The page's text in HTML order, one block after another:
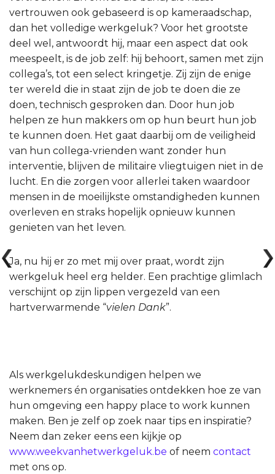
vertrouwen ook gebaseerd is op kameraadschap,
dan het volledige werkgeluk? Voor het grootste
deel wel, antwoordt hij, maar een aspect dat ook
meespeelt, is de job zelf: hij behoort, samen met zijn
collega’s, tot een select kringetje. Zij zijn de enige
ter wereld die in staat zijn de job te doen die ze
doen, technisch gesproken dan. Door hun job
helpen ze hun makkers om op hun beurt hun job
te kunnen doen. Het gaat daarbij om de veiligheid
van hun collega-vrienden want zonder hun
interventie, blijven de militaire vliegtuigen niet in de
lucht. En die zorgen voor allerlei taken waardoor
mensen in de moeilijkste omstandigheden kunnen
overleven en straks hopelijk opnieuw kunnen
genieten van het leven.
Ja, nu hij er zo met mij over praat, wordt zijn
werkgeluk heel erg helder. Een prachtige glimlach
verschijnt op zijn lippen vergezeld van een
hartverwarmende “vielen Dank”.
Als werkgelukdeskundigen helpen we
werknemers én organisaties ontdekken hoe ze van
hun omgeving een happy place to work kunnen
maken. Ben je zelf op zoek naar tips en inspiratie?
Neem dan zeker eens een kijkje op
www.weekvanhetwerkgeluk.be of neem contact
met ons op.